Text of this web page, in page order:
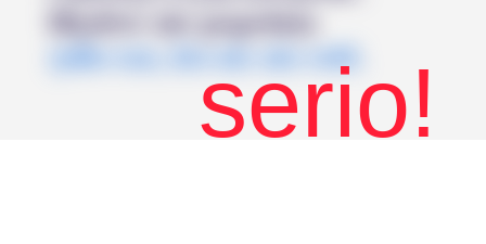
Błędów nie popełnia
tylko ten, kto nic nie robi.
serio!